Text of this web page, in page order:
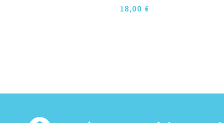
18,00 €